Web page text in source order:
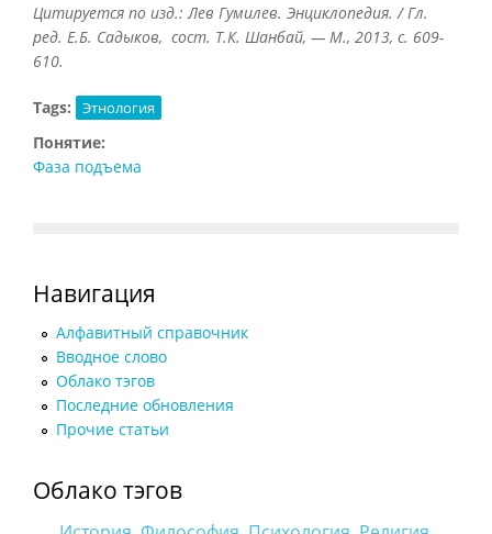
Цитируется по изд.: Лев Гумилев. Энциклопедия. / Гл.
ред. Е.Б. Садыков, сост. Т.К. Шанбай, — М., 2013, с. 609-
610.
Tags: Этнология
Понятие:
Фаза подъема
Навигация
Алфавитный справочник
Вводное слово
Облако тэгов
Последние обновления
Прочие статьи
Облако тэгов